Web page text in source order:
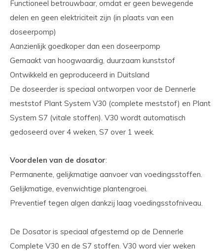
Functioneel betrouwbaar, omdat er geen bewegende
delen en geen elektriciteit zijn (in plaats van een
doseerpomp)
Aanzienlijk goedkoper dan een doseerpomp
Gemaakt van hoogwaardig, duurzaam kunststof
Ontwikkeld en geproduceerd in Duitsland
De doseerder is speciaal ontworpen voor de Dennerle
meststof Plant System V30 (complete meststof) en Plant
System S7 (vitale stoffen). V30 wordt automatisch
gedoseerd over 4 weken, S7 over 1 week.
Voordelen van de dosator:
Permanente, gelijkmatige aanvoer van voedingsstoffen.
Gelijkmatige, evenwichtige plantengroei.
Preventief tegen algen dankzij laag voedingsstofniveau.
De Dosator is speciaal afgestemd op de Dennerle
Complete V30 en de S7 stoffen. V30 word vier weken